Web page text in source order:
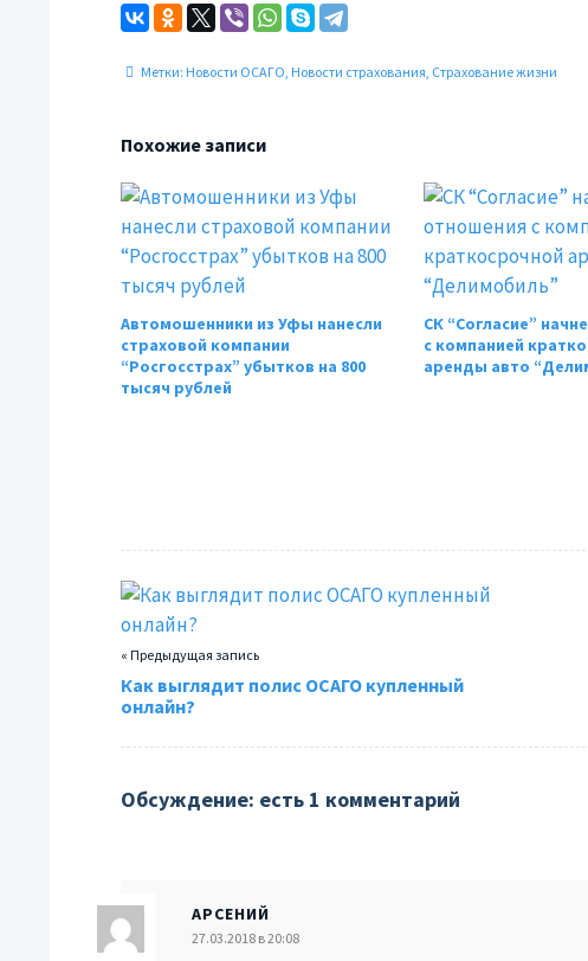
Метки: Новости ОСАГО, Новости страхования, Страхование жизни
Похожие записи
Автомошенники из Уфы нанесли
страховой компании
“Росгосстрах” убытков на 800
тысяч рублей
СК “Согласие”
с компанией
аренды авто
« Предыдущая запись
Как выглядит полис ОСАГО купленный
онлайн?
Обсуждение: есть 1 комментарий
АРСЕНИЙ
27.03.2018 в 20:08